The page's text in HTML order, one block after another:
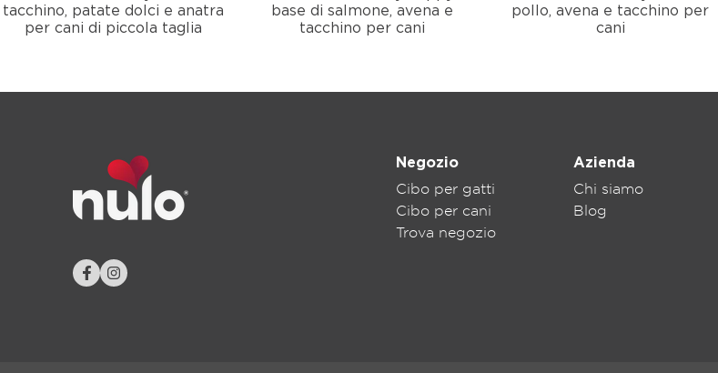
tacchino, patate dolci e anatra
per cani di piccola taglia
base di salmone, avena e
tacchino per cani
pollo, avena e tacchino per
cani
Negozio
Cibo per gatti
Cibo per cani
Trova negozio
Azienda
Chi siamo
Blog